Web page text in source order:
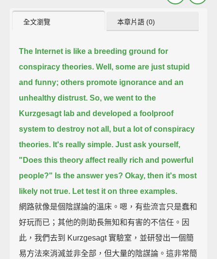
全文瀏覽 本章片語 (0)
The Internet is like a breeding ground for
conspiracy theories. Well, some are just stupid
and funny; others promote ignorance and an
unhealthy distrust. So, we went to the
Kurzgesagt lab and developed a foolproof
system to destroy not all, but a lot of conspiracy
theories. It's really simple. Just ask yourself,
"Does this theory affect really rich and powerful
people?" Is the answer yes? Okay, then it's most
likely not true. Let test it on three examples.
網路就像是個陰謀論的溫床。嗯，有些流言只是蠢和
好玩而已；其他的則助長無知和有害的不信任。因
此，我們去到 Kurzgesagt 實驗室，並研發出一個簡
易方法來消滅並非全部，但大量的陰謀論。這非常簡